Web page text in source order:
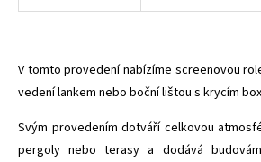
V tomto provedení nabízíme screenovou
vedení lankem nebo boční lištou s krycím
Svým provedením dotváří celkovou
pergoly nebo terasy a dodává